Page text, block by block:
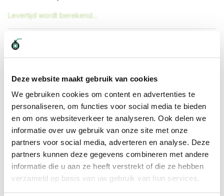
Deze website maakt gebruik van cookies
We gebruiken cookies om content en advertenties te
personaliseren, om functies voor social media te bieden
en om ons websiteverkeer te analyseren. Ook delen we
informatie over uw gebruik van onze site met onze
partners voor social media, adverteren en analyse. Deze
partners kunnen deze gegevens combineren met andere
informatie die u aan ze heeft verstrekt of die ze hebben
verzameld op basis van uw gebruik van hun services.
Levertijd wordt berekend...
15.000 producten uit voorraad
Snelle levering
Snel naar
Meer informatie
Meer informatie